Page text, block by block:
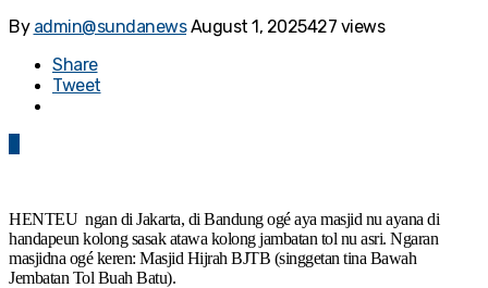
By admin@sundanews August 1, 2025427 views
Share
Tweet
HENTEU ngan di Jakarta, di Bandung ogé aya masjid nu ayana di
handapeun kolong sasak atawa kolong jambatan tol nu asri. Ngaran
masjidna ogé keren: Masjid Hijrah BJTB (singgetan tina Bawah
Jembatan Tol Buah Batu).